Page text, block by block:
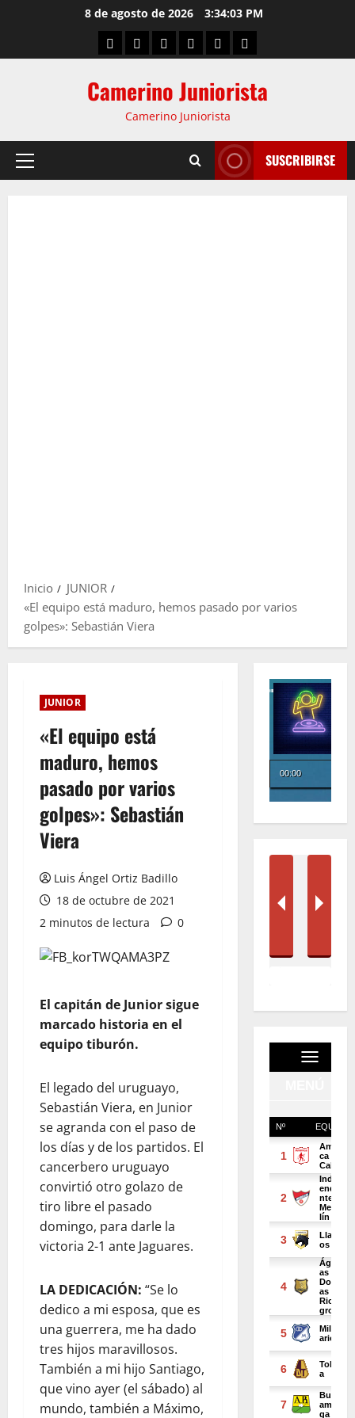
8 de agosto de 2026 3:34:04 PM
Camerino Juniorista
Camerino Juniorista
SUSCRIBIRSE
Inicio
JUNIOR
«El equipo está maduro, hemos pasado por varios
golpes»: Sebastián Viera
JUNIOR
«El equipo está
maduro, hemos
pasado por varios
golpes»: Sebastián
Viera
Luis Ángel Ortiz Badillo
18 de octubre de 2021
2 minutos de lectura
0
El capitán de Junior sigue
marcado historia en el
equipo tiburón.
El legado del uruguayo,
Sebastián Viera, en Junior
se agranda con el paso de
los días y de los partidos. El
cancerbero uruguayo
convirtió otro golazo de
tiro libre el pasado
domingo, para darle la
victoria 2-1 ante Jaguares.
LA DEDICACIÓN: “Se lo
dedico a mi esposa, que es
una guerrera, me ha dado
tres hijos maravillosos.
También a mi hijo Santiago,
que vino ayer (el sábado) al
mundo, también a Máximo,